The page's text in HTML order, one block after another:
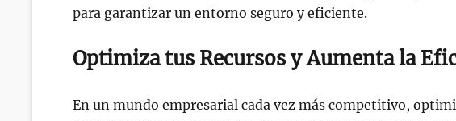
para garantizar un entorno seguro y eficiente.
Optimiza tus Recursos y Aumenta la
En un mundo empresarial cada vez más competitivo,